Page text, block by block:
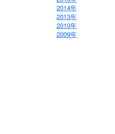
2014年
2013年
2010年
2009年